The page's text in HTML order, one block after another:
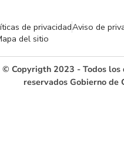
de privacidadAviso de
del sitio
© Copyrigth 2023 - Todos los
reservados Gobierno de